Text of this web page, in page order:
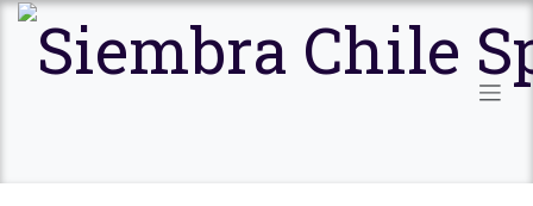
Ir al contenido